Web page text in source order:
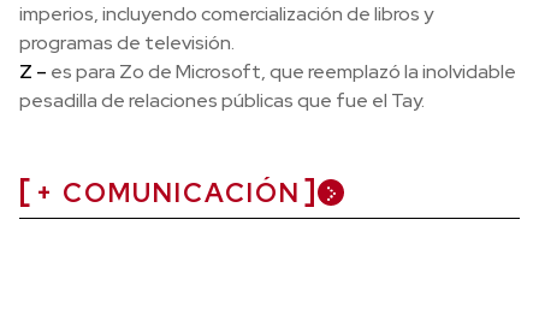
imperios, incluyendo comercialización de libros y
programas de televisión.
Z – es para Zo de Microsoft, que reemplazó la inolvidable
pesadilla de relaciones públicas que fue el Tay.
+ COMUNICACIÓN